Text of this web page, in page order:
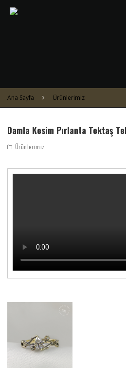
Ana Sayfa Ürünlerimiz
Damla Kesim Pırlanta Tektaş
Ürünlerimiz